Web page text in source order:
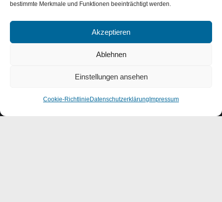
bestimmte Merkmale und Funktionen beeinträchtigt werden.
Akzeptieren
Ablehnen
Einstellungen ansehen
Cookie-Richtlinie Datenschutzerklärung Impressum
Nachricht senden!